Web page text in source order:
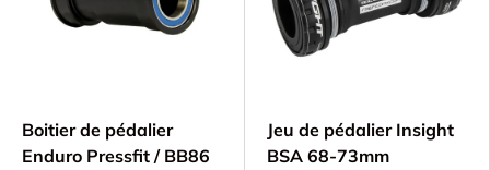
Boitier de pédalier
Enduro Pressfit / BB86
Jeu de pédalier Insight
BSA 68-73mm